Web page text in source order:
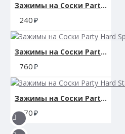
Зажимы на Cоски Party Hard Flirty 1133-01lola
240
Зажимы на Cоски Party Hard Spiky 1163-01lola
760
Зажимы на Cоски Party Hard Starlet 1135-01lola
670